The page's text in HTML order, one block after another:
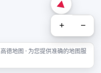
+ −
德地图 · 为您提供准确的地图服